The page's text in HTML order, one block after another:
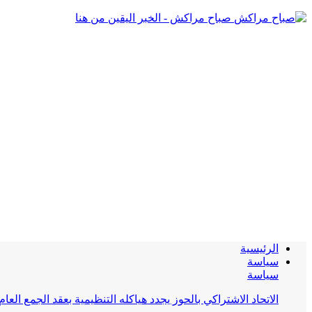
صباح مراكش - الخبر اليقين من هنا
الرئيسية
سياسة
سياسة
الاتحاد الاشتراكي بالحوز يجدد هياكله التنظيمية بعقد الجمع